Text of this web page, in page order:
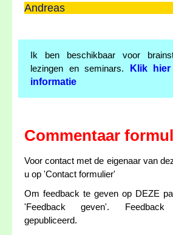
Andreas
Ik ben beschikbaar voor
lezingen en seminars.
Klik
informatie
Commentaar
Voor contact met de eigenaar van
u op 'Contact formulier'
Om feedback te geven op DEZE
'Feedback geven'.
gepubliceerd.